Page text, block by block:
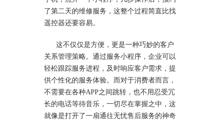
了第二天的维修服务，这整个过程简直比找
遥控器还要容易。
这不仅仅是方便，更是一种巧妙的客户
关系管理策略。通过服务小程序，企业可以
轻松跟踪服务进程，及时响应客户需求，提
供个性化的服务体验。而对于消费者而言，
不需要在各种APP之间跳转，也不用忍受冗
长的电话等待音乐，一切尽在掌握之中，这
就像是打开了一扇通往无忧售后服务的神奇